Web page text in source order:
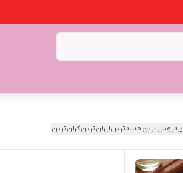
پرفروش‌ترینجدیدترینارزان‌ترینگران‌ترین